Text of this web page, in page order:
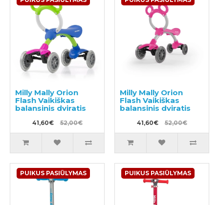
Milly Mally Orion
Flash Vaikiškas
balansinis dviratis
41,60€ 52,00€
Milly Mally Orion
Flash Vaikiškas
balansinis dviratis
41,60€ 52,00€
PUIKUS PASIŪLYMAS PUIKUS PASIŪLYMAS